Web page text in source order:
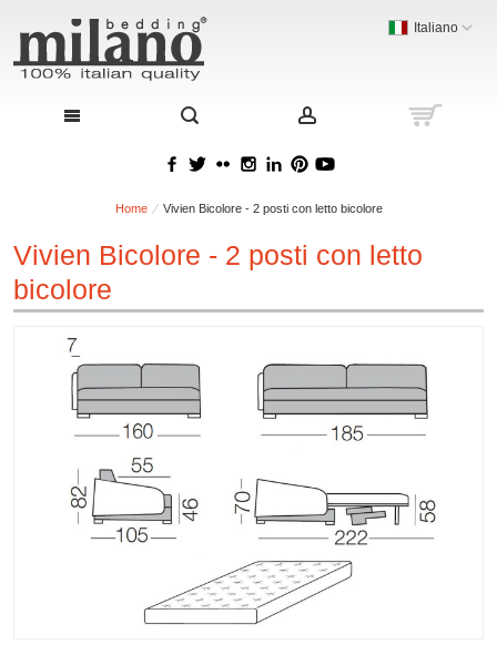
Italiano
Home Vivien Bicolore - 2 posti con letto bicolore
Vivien Bicolore - 2 posti con letto
bicolore